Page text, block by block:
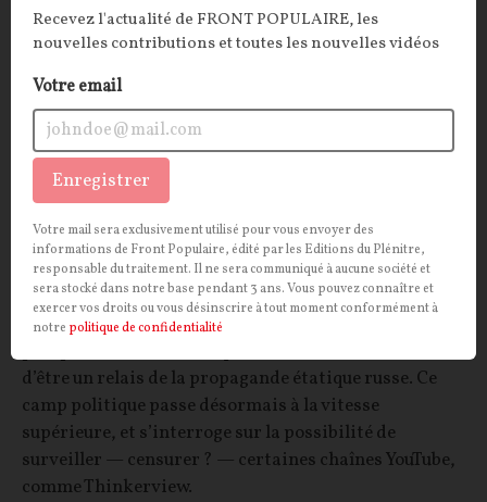
Affaire Xenia Fedorova : vent de
maccarthysme chez les centristes
ARTICLE. Depuis quelques jours, les centristes ont
d’être un relais de la propagande étatique russe. Ce
camp politique passe désormais à la vitesse
supérieure, et s’interroge sur la possibilité de
surveiller — censurer ? — certaines chaînes YouTube,
comme Thinkerview.
Recevez l'actualité de FRONT POPULAIRE, les
nouvelles contributions et toutes les nouvelles vidéos
Votre email
Enregistrer
Votre mail sera exclusivement utilisé pour vous envoyer des
informations de Front Populaire, édité par les Editions du Plénitre,
responsable du traitement. Il ne sera communiqué à aucune société et
sera stocké dans notre base pendant 3 ans. Vous pouvez connaître et
exercer vos droits ou vous désinscrire à tout moment conformément à
notre politique de confidentialité